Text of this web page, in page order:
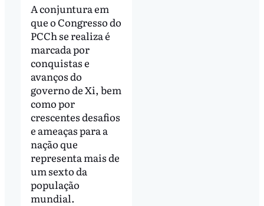
A conjuntura em
que o Congresso do
PCCh se realiza é
marcada por
conquistas e
avanços do
governo de Xi, bem
como por
crescentes desafios
e ameaças para a
nação que
representa mais de
um sexto da
população
mundial.